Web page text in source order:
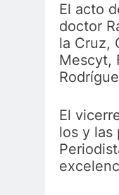
El acto
doctor
la Cruz,
Mescyt,
El
los y las